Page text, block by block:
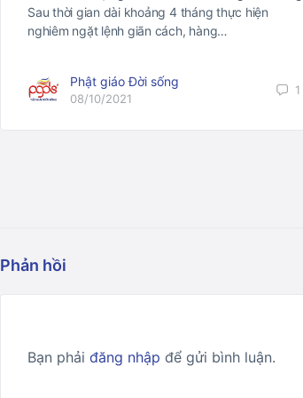
Sau thời gian dài khoảng 4 tháng thực hiện
nghiêm ngặt lệnh giãn cách, hàng…
Phật giáo Đời sống
08/10/2021
1
Phản hồi
Bạn phải đăng nhập để gửi bình luận.